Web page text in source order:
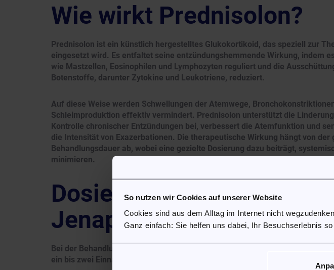
So nutzen wir Cookies auf unserer Website
Cookies sind aus dem Alltag im Internet nicht
Ganz einfach: Sie helfen uns dabei, Ihr Besuchserlebnis
Wie wirkt Prednisolon?
Prednisolon ist ein künstlich hergestelltes Glukokortikoid, das speziell zur
eingesetzt wird. Es entfaltet seine entzündungshemmende Wirkung, indem
wie Mastzellen, Eosinophilen und Lymphozyten reguliert und die
Botenstoffe, darunter Zytokine und Leukotriene, reduziert.
Auf diese Weise werden Schwellungen der Atemwege,
Schleimproduktion effektiv vermindert. Prednisolon unterstützt die
Kontrolle chronischer Entzündungen bei, verbessert die Atemfunktion und
die Intensität von Exazerbationen. Die therapeutische Wirkung hängt von der
Behandlungsdauer ab, wobei eine gezielte Dosierung dazu beiträgt,
minimieren.
Dosierung von Prednisolon
Jenapharm®
Bei der Behandlung von Asthma wird Prednisolon in einer Tagesdosis von
ein bis zwei Einnahmen über einen Zeitraum von fünf Tagen.